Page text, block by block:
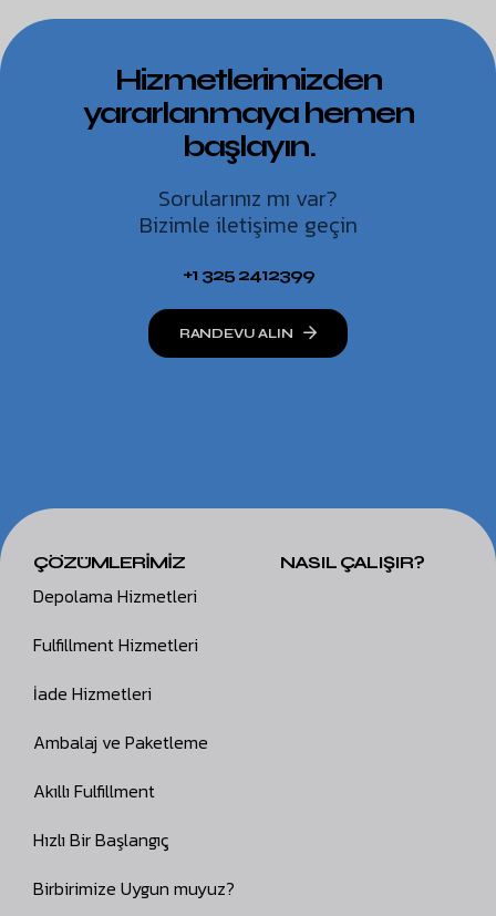
Hizmetlerimizden
yararlanmaya hemen
başlayın.
Sorularınız mı var?
Bizimle iletişime geçin
+1 325 2412399
RANDEVU ALIN
ÇÖZÜMLERİMİZ NASIL ÇALIŞIR?
Depolama Hizmetleri
Fulfillment Hizmetleri
İade Hizmetleri
Ambalaj ve Paketleme
Akıllı Fulfillment
Hızlı Bir Başlangıç
Birbirimize Uygun muyuz?